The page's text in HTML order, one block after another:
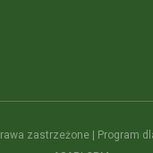
zastrzeżone | Program